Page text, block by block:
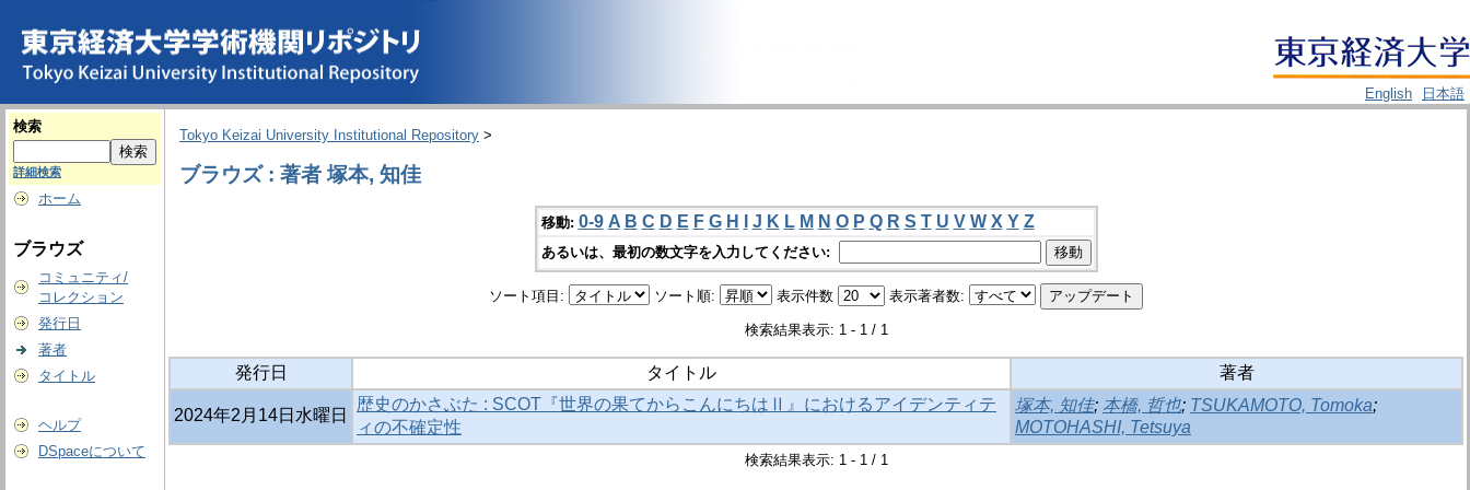
English
日本語
検索
詳細検索
ホーム
ブラウズ
コミュニティ/
コレクション
発行日
著者
タイトル
ヘルプ
DSpaceについて
Tokyo Keizai University Institutional Repository >
ブラウズ : 著者 塚本, 知佳
移動: 0-9 A B C D E F G H J K L M N O P Q R S T U V W X Y Z
あるいは、最初の数文字を入力してください:
ソート項目: ソート順: 表示件数 表示著者数:
検索結果表示: 1 - 1 / 1
発行日 タイトル 著者
2024年2月14日水曜日
歴史のかさぶた : SCOT『世界の果てからこんにちはⅡ』におけるアイデンティテ
ィの不確定性
塚本, 知佳; 本橋, 哲也; TSUKAMOTO, Tomoka;
MOTOHASHI, Tetsuya
検索結果表示: 1 - 1 / 1